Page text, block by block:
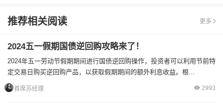
推荐相关阅读 更多
2024五一假期国债逆回购攻略来了！
2024年五一劳动节假期期间进行国债逆回购操作，投资者可以利用节前特
定交易日购买逆回购产品，以获取假期期间的额外利息收益。根...
首席苏经理 2993